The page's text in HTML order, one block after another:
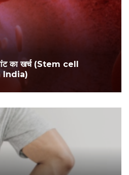
का खर्च (Stem cell
India)